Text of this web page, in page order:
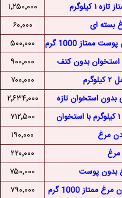
۱ کیلوگرم
۱٬۲۵۰٬۰۰۰
بسته ای
۶۰٬۰۰۰
ممتاز 1000 گرم
۵۰۰٬۰۰۰
بدون کتف
۹۰۰٬۰۰۰
۷۰۰٬۰۰۰
استخوان تازه
۲٬۶۳۴٬۰۰۰
۷۱۲٬۵۰۰
مرغ
۱۹۰٬۰۰۰
مرغ
۲۲۰٬۰۰۰
بدون پوست
۷۵۰٬۰۰۰
ممتاز 1000 گرم
۷۹۰٬۰۰۰